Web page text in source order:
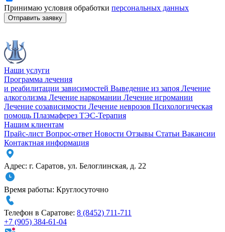
Принимаю условия обработки персональных данных
Отправить заявку
Наши услуги
Программа лечения
и реабилитации зависимостей Выведение из запоя Лечение
алкоголизма Лечение наркомании Лечение игромании
Лечение созависимости Лечение неврозов Психологическая
помощь Плазмаферез ТЭС-Терапия
Нашим клиентам
Прайс-лист Вопрос-ответ Новости Отзывы Статьи Вакансии
Контактная информация
Адрес: г. Саратов, ул. Белоглинская, д. 22
Время работы: Круглосуточно
Телефон в Саратове: 8 (8452) 711-711
+7 (905) 384-61-04